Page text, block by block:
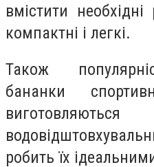
вмістити
компактні і легкі.
Також
бананки
робить їх